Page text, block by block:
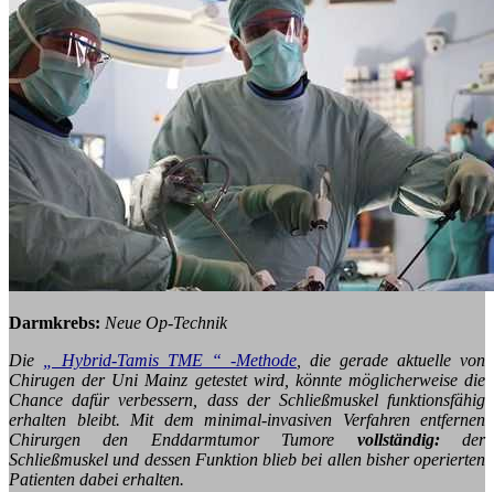
Darmkrebs: Neue Op-Technik
Die
„ Hybrid-Tamis TME “ -Methode , die gerade aktuelle von
Chirugen der Uni Mainz getestet wird, könnte möglicherweise die
Chance dafür verbessern, dass der Schließmuskel funktionsfähig
erhalten bleibt. Mit dem minimal-invasiven Verfahren entfernen
Chirurgen den Enddarmtumor Tumore vollständig:der
Schließmuskel und dessen Funktion blieb bei allen bisher operierten
Patienten dabei erhalten.